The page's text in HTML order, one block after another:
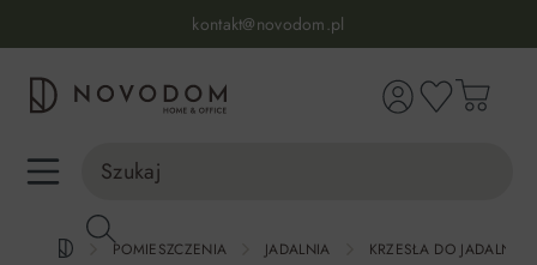
kontakt@novodom.pl
Dostawa z wniesieniem
30 dni na zwrot lub wymianę
98% zadowolonych klientów
POMIESZCZENIA JADALNIA KRZESŁA DO JADALNI